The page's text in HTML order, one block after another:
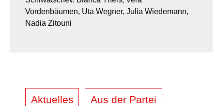
Vordenbäumen, Uta Wegner, Julia Wiedemann,
Nadia Zitouni
Aktuelles Aus der Partei